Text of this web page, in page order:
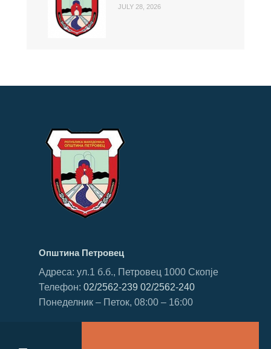
JULY 28, 2026
Општина Петровец
Адреса: ул.1 б.б., Петровец 1000 Скопје
Телефон: 02/2562-239 02/2562-240
Понеделник – Петок, 08:00 – 16:00